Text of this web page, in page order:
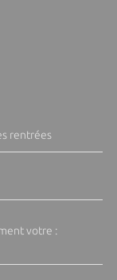
rentrées
votre :